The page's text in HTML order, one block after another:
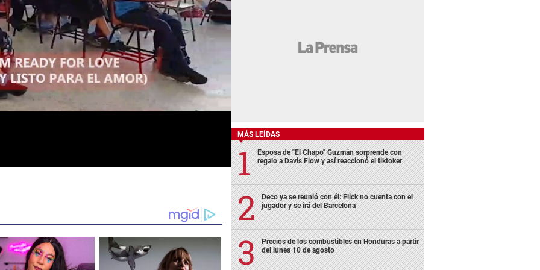
MÁS LEÍDAS
Esposa de "El Chapo" Guzmán sorprende con
regalo a Davis Flow y así reaccionó el tiktoker
Deco ya se reunió con él: Flick no cuenta con el
jugador y se irá del Barcelona
Precios de los combustibles en Honduras a partir
del lunes 10 de agosto